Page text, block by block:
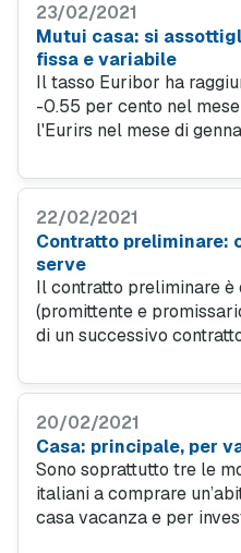
23/02/2021
Mutui casa: si
fissa e variabile
Il tasso Euribor ha
-0.55 per cento nel
l'Eurirs nel mese di
vantaggiose e gli indici
22/02/2021
Contratto preliminare:
serve
Il contratto preliminare
(promittente e
di un successivo
20/02/2021
Casa: principale, per
Sono soprattutto tre le
italiani a comprare
casa vacanza e per